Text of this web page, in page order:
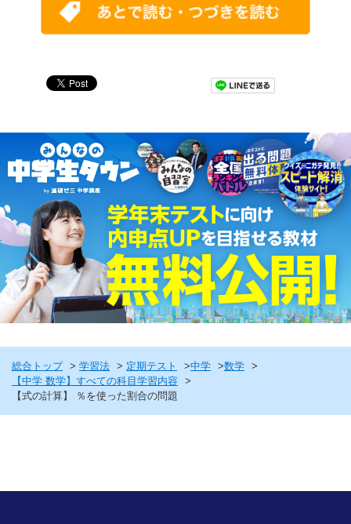
総合トップ 学習法 定期テスト 中学
数学
【中学 数学】すべての科目学習内容
【式の計算】 ％を使った割合の問題